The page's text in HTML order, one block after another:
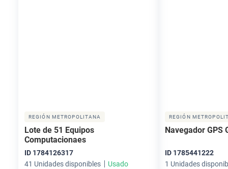
REGIÓN METROPOLITANA
Lote de 51 Equipos
Computacionaes
ID 1784126317
41 Unidades disponibles
Usado
REGIÓN
Navegador GPS
ID 1785441222
1 Unidades